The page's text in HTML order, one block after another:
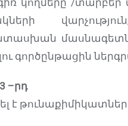
գործընթացին
–րդ
է